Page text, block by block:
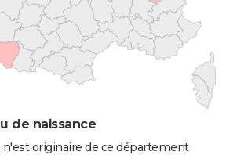
de naissance
n'est originaire de ce département